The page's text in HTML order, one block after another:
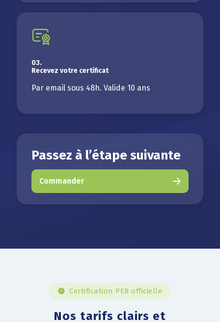
03.
Recevez votre certificat
Par email sous 48h. Valide 10 ans
Passez à l’étape suivante
Commander
Certification PEB officielle
Nos tarifs clairs et